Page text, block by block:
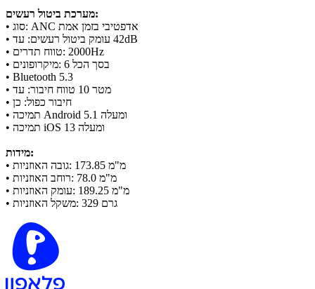
מערכת ביטול רעשים:
• סוג: ANC אדפטיבי בזמן אמת
• עומק ביטול רעשים: עד ‎42dB‎
• טווח תדרים: ‎2000Hz‎
• מיקרופונים: ‎6‎ בסך הכל
• Bluetooth ‎5.3‎
• טווח חיבור: עד ‎10‎ מטר
• חיבור כפול: כן
• תמיכה Android ‎5.1‎ ומעלה
• תמיכה iOS ‎13‎ ומעלה
מידות:
• גובה האוזניות: ‎173.85‎ מ"מ
• רוחב האוזניות: ‎78.0‎ מ"מ
• עומק האוזניות: ‎189.25‎ מ"מ
• משקל האוזניות: ‎329‎ גרם